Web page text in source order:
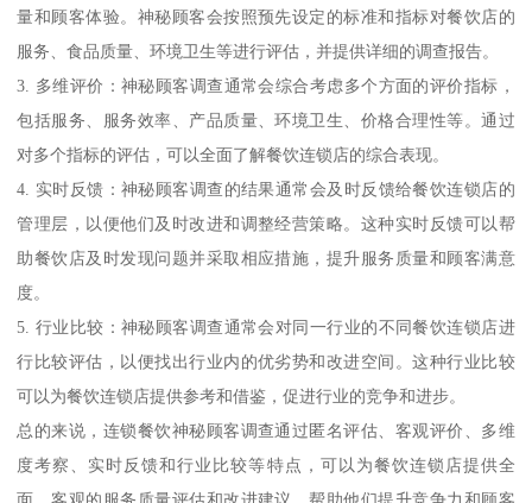
量和顾客体验。神秘顾客会按照预先设定的标准和指标对餐饮店的
服务、食品质量、环境卫生等进行评估，并提供详细的调查报告。
3. 多维评价：神秘顾客调查通常会综合考虑多个方面的评价指标，
包括服务、服务效率、产品质量、环境卫生、价格合理性等。通过
对多个指标的评估，可以全面了解餐饮连锁店的综合表现。
4. 实时反馈：神秘顾客调查的结果通常会及时反馈给餐饮连锁店的
管理层，以便他们及时改进和调整经营策略。这种实时反馈可以帮
助餐饮店及时发现问题并采取相应措施，提升服务质量和顾客满意
度。
5. 行业比较：神秘顾客调查通常会对同一行业的不同餐饮连锁店进
行比较评估，以便找出行业内的优劣势和改进空间。这种行业比较
可以为餐饮连锁店提供参考和借鉴，促进行业的竞争和进步。
总的来说，连锁餐饮神秘顾客调查通过匿名评估、客观评价、多维
度考察、实时反馈和行业比较等特点，可以为餐饮连锁店提供全